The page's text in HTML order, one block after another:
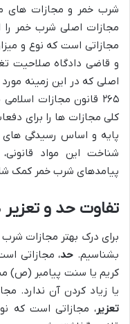
شرب خمر و مجازات های
مجازات اصلی شرب خمر
مجازاتی است که نوع و
و قاضی دادگاه صلاحیت
کلی مجازات ها را برای
پایه و اساس رسیدگی
شناخت این مواد
پیامدهای شرب خمر کمک
تفاوت حد و تعزیر
برای درک بهتر مجازات
بشناسیم. حد، مجازاتی
کریم یا سنت پیامبر (ص)
یا زیاد کردن آن ندارد.
تعزیر، مجازاتی است که